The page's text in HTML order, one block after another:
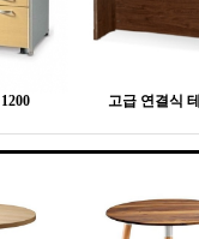
고급 연결식